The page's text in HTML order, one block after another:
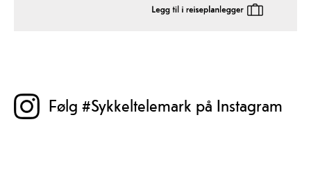
Følg #Sykkeltelemark på Instagram